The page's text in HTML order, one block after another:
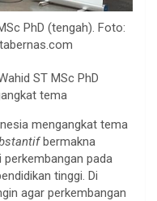
PhD (tengah). Foto:
ST MSc PhD
tema
mengangkat tema
bermakna
perkembangan pada
tinggi. Di
agar perkembangan